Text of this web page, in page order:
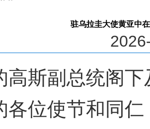
驻乌拉圭大使黄亚中
高斯副总统阁
各位使节和同仁